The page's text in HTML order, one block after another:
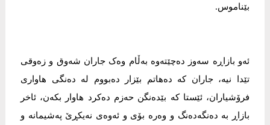
بێناموس.
ئەو بازاڕە سەوز دەچێتەوە بەڵام وەک جاران شەوق و زەوقی
تێدا نیە، جاران کە دەهاتم بێزار دەبووم لە دەنگی هاواری
فرۆشیاران، ئێستا کە بێدەنگن حەزم دەکرد هاوار بکەن، ئاخر
بازاڕ بە دەنگەدەنگ و وەرە بۆی و ئەوەی نەیکڕێ پەشیمانە و